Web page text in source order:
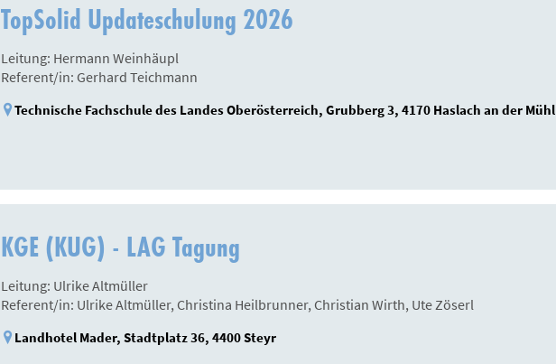
TopSolid Updateschulung 2026
Leitung: Hermann Weinhäupl
Referent/in: Gerhard Teichmann
Technische Fachschule des Landes Oberösterreich, Grubberg 3, 4170 Haslach an der Mühl
KGE (KUG) - LAG Tagung
Leitung: Ulrike Altmüller
Referent/in: Ulrike Altmüller, Christina Heilbrunner, Christian Wirth, Ute Zöserl
Landhotel Mader, Stadtplatz 36, 4400 Steyr